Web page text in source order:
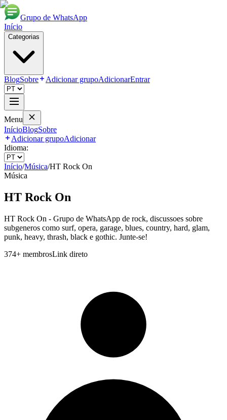
Grupo de WhatsApp
Início
Categorias
BlogSobre Adicionar grupoAdicionarEntrar
Menu
InícioBlogSobre
Adicionar grupoAdicionar
Idioma:
Início/Música/HT Rock On
Música
HT Rock On
HT Rock On - Grupo de WhatsApp de rock, discussoes sobre
subgeneros como surf, opera, garage, blues, country, hard, glam,
punk, heavy, thrash, black e gothic. Junte-se!
374+ membrosLink direto